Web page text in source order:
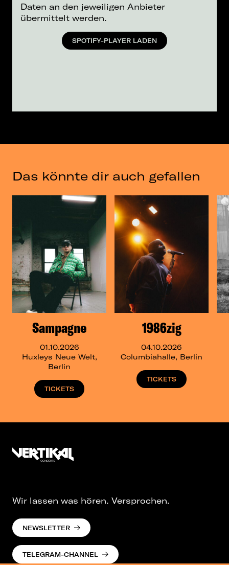
Daten an den jeweiligen Anbieter
übermittelt werden.
SPOTIFY-PLAYER LADEN
Das könnte dir auch gefallen
Sampagne
01.10.2026
Huxleys Neue Welt,
Berlin
TICKETS
1986zig
04.10.2026
Columbiahalle, Berlin
TICKETS
Wir lassen was hören. Versprochen.
NEWSLETTER
TELEGRAM-CHANNEL